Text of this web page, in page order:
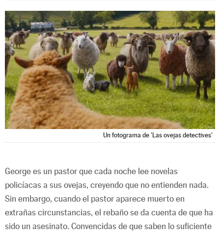
Un fotograma de 'Las ovejas detectives'
George es un pastor que cada noche lee novelas
policíacas a sus ovejas, creyendo que no entienden nada.
Sin embargo, cuando el pastor aparece muerto en
extrañas circunstancias, el rebaño se da cuenta de que ha
sido un asesinato. Convencidas de que saben lo suficiente